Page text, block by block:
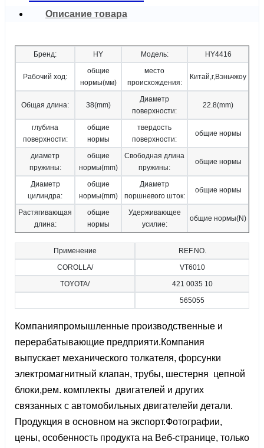
Описание товара
Бренд: HY Модель: HY4416
Рабочий ход:
общие
нормы(мм)
место
происхождения:
Китай,г,Вэньчжоу
Общая длина: 38(mm)
Диаметр
поверхности:
22.8(mm)
глубина
поверхности:
общие
нормы
твердость
поверхности:
общие нормы
диаметр
пружины:
общие
нормы(mm)
Свободная длина
пружины:
общие нормы
Диаметр
цилиндра:
общие
нормы(mm)
Диаметр
поршневого шток:
общие нормы
Растягивающая
длина:
общие
нормы
Удерживающее
усилие:
общие нормы(N)
Применение
REF.NO.
COROLLA/
VT6010
TOYOTA/
421 0035 10
565055
Компанияпромышленные производственные и
перерабатывающие предприяти.Компания
выпускает механического толкателя, форсунки
электромагнитный клапан, трубы, шестерня цепной
блоки,рем. комплекты двигателей и других
связанных с автомобильных двигателейи детали.
Продукция в основном на экспорт.Фотографии,
цены, особенность продукта на Веб-странице, только